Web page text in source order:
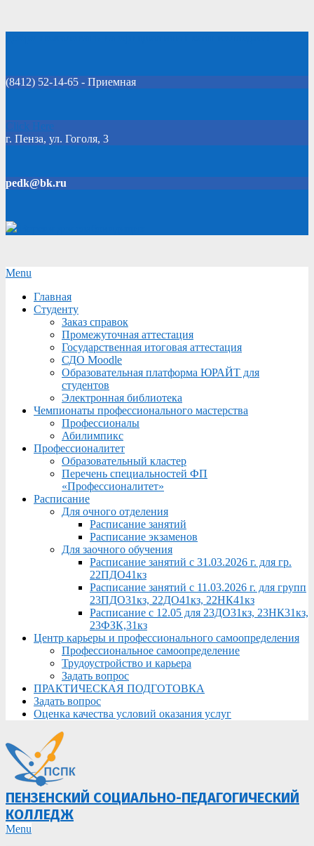
(8412) 52-14-65 - Приемная
Click Here
г. Пенза, ул. Гоголя, 3
pedk@bk.ru
Secondary
Menu
Menu
Главная
Студенту
Заказ справок
Промежуточная аттестация
Государственная итоговая аттестация
СДО Moodle
Образовательная платформа ЮРАЙТ для
студентов
Электронная библиотека
Чемпионаты профессионального мастерства
Профессионалы
Абилимпикс
Профессионалитет
Образовательный кластер
Перечень специальностей ФП
«Профессионалитет»
Расписание
Для очного отделения
Расписание занятий
Расписание экзаменов
Для заочного обучения
Расписание занятий с 31.03.2026 г. для гр.
22ПДО41кз
Расписание занятий с 11.03.2026 г. для групп
23ПДО31кз, 22ДО41кз, 22НК41кз
Расписание с 12.05 для 23ДО31кз, 23НК31кз,
23ФЗК,31кз
Центр карьеры и профессионального самоопределения
Профессиональное самоопределение
Трудоустройство и карьера
Задать вопрос
ПРАКТИЧЕСКАЯ ПОДГОТОВКА
Задать вопрос
Оценка качества условий оказания услуг
ПЕНЗЕНСКИЙ СОЦИАЛЬНО-ПЕДАГОГИЧЕСКИЙ
КОЛЛЕДЖ
Primary
Menu